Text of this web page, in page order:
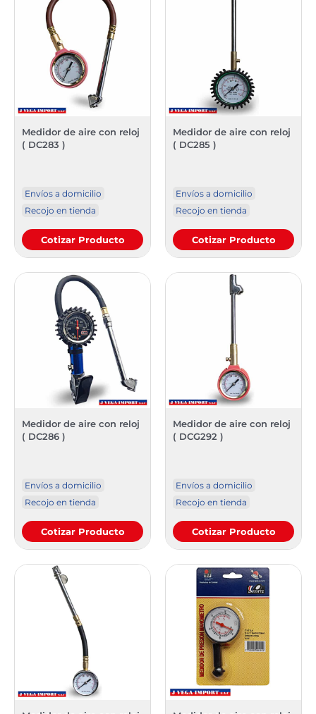
Medidor de aire con reloj
( DC283 )
Envíos a domicilio
Recojo en tienda
Cotizar Producto
Medidor de aire con reloj
( DC285 )
Envíos a domicilio
Recojo en tienda
Cotizar Producto
Medidor de aire con reloj
( DC286 )
Envíos a domicilio
Recojo en tienda
Cotizar Producto
Medidor de aire con reloj
( DCG292 )
Envíos a domicilio
Recojo en tienda
Cotizar Producto